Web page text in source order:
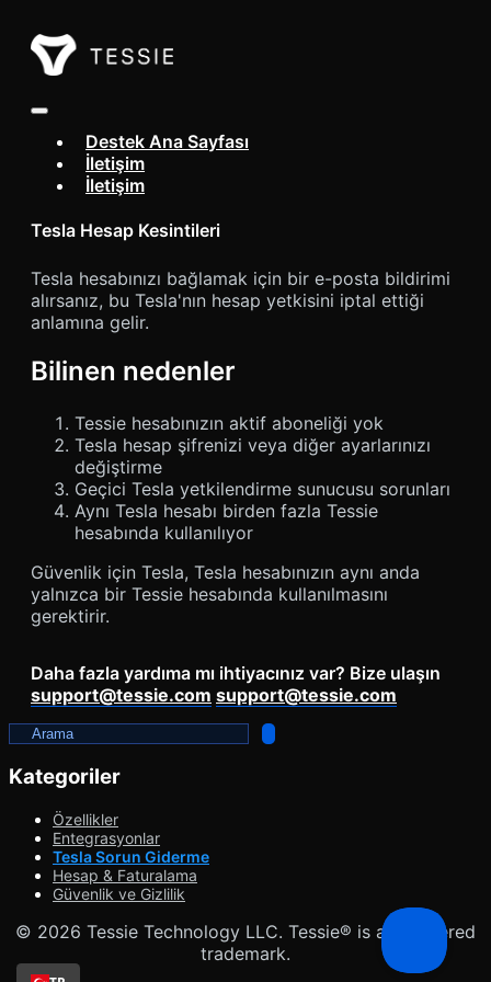
Navigasyonu Aç / Kapat
Destek Ana Sayfası
İletişim
İletişim
Tesla Hesap Kesintileri
Tesla hesabınızı bağlamak için bir e-posta bildirimi
alırsanız, bu Tesla'nın hesap yetkisini iptal ettiği
anlamına gelir.
Bilinen nedenler
Tessie hesabınızın aktif aboneliği yok
Tesla hesap şifrenizi veya diğer ayarlarınızı
değiştirme
Geçici Tesla yetkilendirme sunucusu sorunları
Aynı Tesla hesabı birden fazla Tessie
hesabında kullanılıyor
Güvenlik için Tesla, Tesla hesabınızın aynı anda
yalnızca bir Tessie hesabında kullanılmasını
gerektirir.
Daha fazla yardıma mı ihtiyacınız var? Bize ulaşın
support@tessie.com support@tessie.com
Aramayı Değiştir
Kategoriler
Özellikler
Entegrasyonlar
Tesla Sorun Giderme
Hesap & Faturalama
Güvenlik ve Gizlilik
© 2026 Tessie Technology LLC. Tessie® is a registered
trademark.